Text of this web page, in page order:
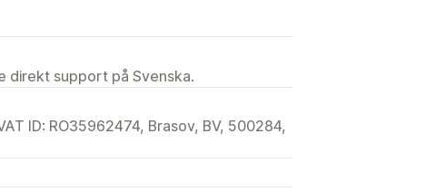
direkt support på Svenska.
ID: RO35962474, Brasov, BV, 500284,